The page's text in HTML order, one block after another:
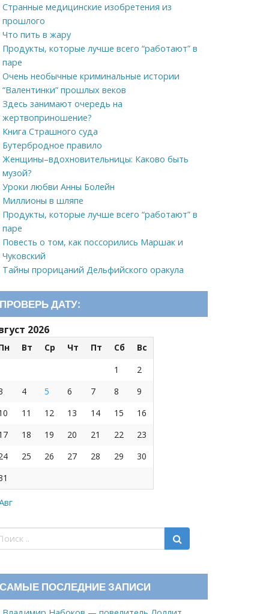
Странные медицинские изобретения из
прошлого
Что пить в жару
Продукты, которые лучше всего “работают” в
паре
Очень необычные криминальные истории
“Валентинки” прошлых веков
Здесь занимают очередь на
жертвоприношение?
Книга Страшного суда
Бутербродное правило
Женщины–вдохновительницы: Каково быть
музой?
Уроки любви Анны Болейн
Миллионы в шляпе
Продукты, которые лучше всего “работают” в
паре
Повесть о том, как поссорились Маршак и
Чуковский
Тайны прорицаний Дельфийского оракула
ПРОВЕРЬ ДАТУ:
2026
Вт Ср Чт Пт Сб
Вс
1
2
4 5 6 7 8
9
11 12 13 14 15
16
18 19 20 21 22
23
25 26 27 28 29
30
САМЫЕ ПОСЛЕДНИЕ ЗАПИСИ